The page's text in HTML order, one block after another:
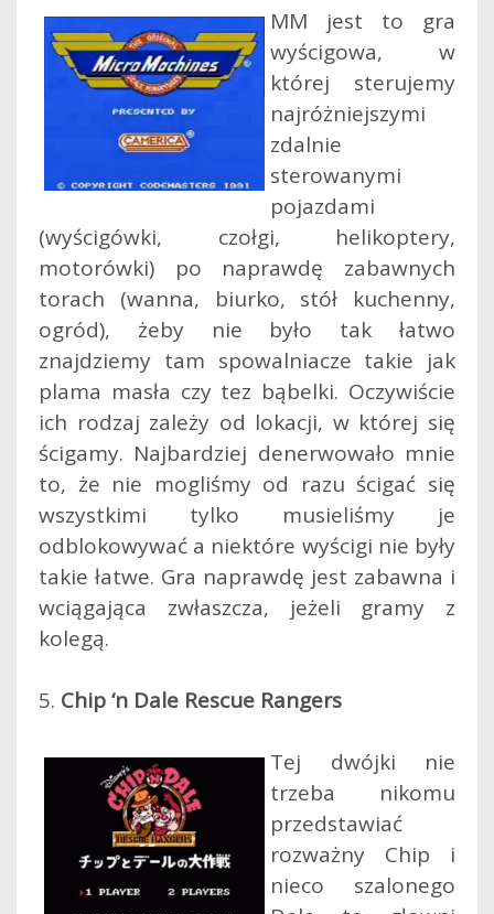
MM jest to gra
wyścigowa, w
której sterujemy
najróżniejszymi
zdalnie
sterowanymi
pojazdami
(wyścigówki, czołgi, helikoptery,
motorówki) po naprawdę zabawnych
torach (wanna, biurko, stół kuchenny,
ogród), żeby nie było tak łatwo
znajdziemy tam spowalniacze takie jak
plama masła czy tez bąbelki. Oczywiście
ich rodzaj zależy od lokacji, w której się
ścigamy. Najbardziej denerwowało mnie
to, że nie mogliśmy od razu ścigać się
wszystkimi tylko musieliśmy je
odblokowywać a niektóre wyścigi nie były
takie łatwe. Gra naprawdę jest zabawna i
wciągająca zwłaszcza, jeżeli gramy z
kolegą.
5. Chip ‘n Dale Rescue Rangers
Tej dwójki nie
trzeba nikomu
przedstawiać
rozważny Chip i
nieco szalonego